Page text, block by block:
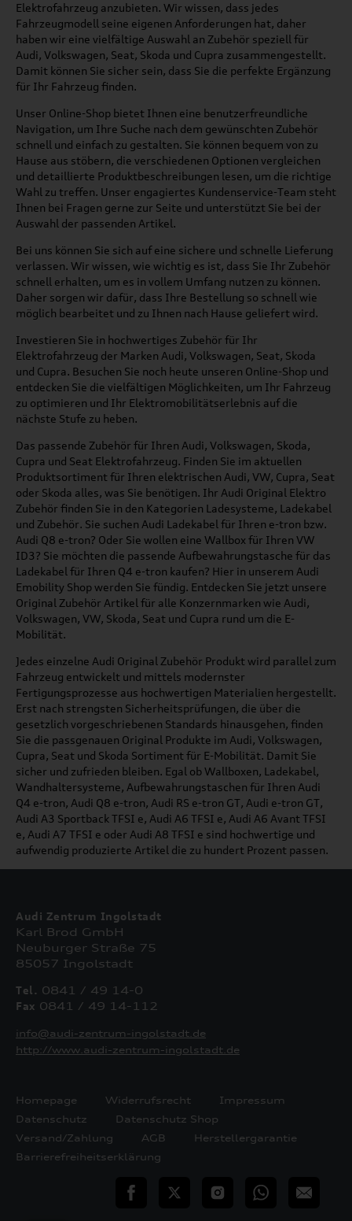
Elektrofahrzeug anzubieten. Wir wissen, dass jedes
Fahrzeugmodell seine eigenen Anforderungen hat, daher
haben wir eine vielfältige Auswahl an Zubehör speziell für
Audi, Volkswagen, Seat, Skoda und Cupra zusammengestellt.
Damit können Sie sicher sein, dass Sie die perfekte Ergänzung
für Ihr Fahrzeug finden.
Unser Online-Shop bietet Ihnen eine benutzerfreundliche
Navigation, um Ihre Suche nach dem gewünschten Zubehör
schnell und einfach zu gestalten. Sie können bequem von zu
Hause aus stöbern, die verschiedenen Optionen vergleichen
und detaillierte Produktbeschreibungen lesen, um die richtige
Wahl zu treffen. Unser engagiertes Kundenservice-Team steht
Ihnen bei Fragen gerne zur Seite und unterstützt Sie bei der
Auswahl der passenden Artikel.
Bei uns können Sie sich auf eine sichere und schnelle Lieferung
verlassen. Wir wissen, wie wichtig es ist, dass Sie Ihr Zubehör
schnell erhalten, um es in vollem Umfang nutzen zu können.
Daher sorgen wir dafür, dass Ihre Bestellung so schnell wie
möglich bearbeitet und zu Ihnen nach Hause geliefert wird.
Investieren Sie in hochwertiges Zubehör für Ihr
Elektrofahrzeug der Marken Audi, Volkswagen, Seat, Skoda
und Cupra. Besuchen Sie noch heute unseren Online-Shop und
entdecken Sie die vielfältigen Möglichkeiten, um Ihr Fahrzeug
zu optimieren und Ihr Elektromobilitätserlebnis auf die
nächste Stufe zu heben.
Das passende Zubehör für Ihren Audi, Volkswagen, Skoda,
Cupra und Seat Elektrofahrzeug. Finden Sie im aktuellen
Produktsortiment für Ihren elektrischen Audi, VW, Cupra, Seat
oder Skoda alles, was Sie benötigen. Ihr Audi Original Elektro
Zubehör finden Sie in den Kategorien Ladesysteme, Ladekabel
und Zubehör. Sie suchen Audi Ladekabel für Ihren e-tron bzw.
Audi Q8 e-tron? Oder Sie wollen eine Wallbox für Ihren VW
ID3? Sie möchten die passende Aufbewahrungstasche für das
Ladekabel für Ihren Q4 e-tron kaufen? Hier in unserem Audi
Emobility Shop werden Sie fündig. Entdecken Sie jetzt unsere
Original Zubehör Artikel für alle Konzernmarken wie Audi,
Volkswagen, VW, Skoda, Seat und Cupra rund um die E-
Mobilität.
Jedes einzelne Audi Original Zubehör Produkt wird parallel zum
Fahrzeug entwickelt und mittels modernster
Fertigungsprozesse aus hochwertigen Materialien hergestellt.
Erst nach strengsten Sicherheitsprüfungen, die über die
gesetzlich vorgeschriebenen Standards hinausgehen, finden
Sie die passgenauen Original Produkte im Audi, Volkswagen,
Cupra, Seat und Skoda Sortiment für E-Mobilität. Damit Sie
sicher und zufrieden bleiben. Egal ob Wallboxen, Ladekabel,
Wandhaltersysteme, Aufbewahrungstaschen für Ihren Audi
Q4 e-tron, Audi Q8 e-tron, Audi RS e-tron GT, Audi e-tron GT,
Audi A3 Sportback TFSI e, Audi A6 TFSI e, Audi A6 Avant TFSI
e, Audi A7 TFSI e oder Audi A8 TFSI e sind hochwertige und
aufwendig produzierte Artikel die zu hundert Prozent passen.
Audi Zentrum Ingolstadt
Karl Brod GmbH
Neuburger Straße 75
85057 Ingolstadt
Tel. 0841 / 49 14-0
Fax 0841 / 49 14-112
info@audi-zentrum-ingolstadt.de
http://www.audi-zentrum-ingolstadt.de
Homepage Widerrufsrecht
Impressum
Datenschutz
Datenschutz Shop
Versand/Zahlung
AGB
Herstellergarantie
Barrierefreiheitserklärung
teilen Twitter InstagramWhatsApp
E-